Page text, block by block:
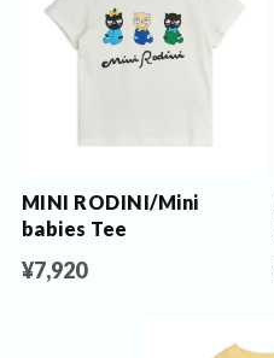
MINI RODINI/Mini
babies Tee
¥7,920